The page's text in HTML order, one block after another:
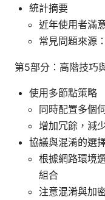
統計摘要
近年使用者滿
常見問題來源
第5部分：高階技巧
使用多節點策略
同時配置多個
增加冗餘，減
協議與混淆的選
根據網路環境
組合
注意混淆與加